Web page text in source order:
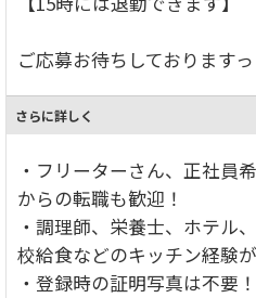
ご応募お待ちしておりますっ
さらに詳しく
・フリーターさん、正社員
からの転職も歓迎！
・調理師、栄養士、ホテル
校給食などのキッチン経験
・登録時の証明写真は不要